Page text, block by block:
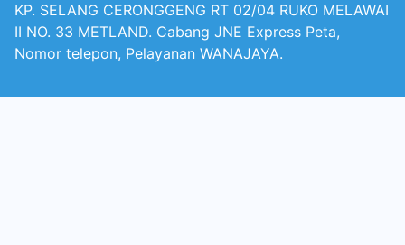
KP. SELANG CERONGGENG RT 02/04 RUKO MELAWAI
II NO. 33 METLAND. Cabang JNE Express Peta,
Nomor telepon, Pelayanan WANAJAYA.